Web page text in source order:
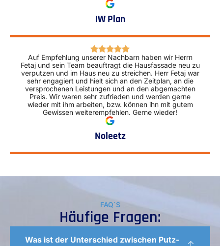
IW Plan
Auf Empfehlung unserer Nachbarn haben wir Herrn
Fetaj und sein Team beauftragt die Hausfassade neu zu
verputzen und im Haus neu zu streichen. Herr Fetaj war
sehr engagiert und hielt sich an den Zeitplan, an die
versprochenen Leistungen und an den abgemachten
Preis. Wir waren sehr zufrieden und werden gerne
wieder mit ihm arbeiten, bzw. können ihn mit gutem
Gewissen weiterempfehlen. Gerne wieder!
Noleetz
FAQ´S
Häufige Fragen:
Was ist der Unterschied zwischen Putz-